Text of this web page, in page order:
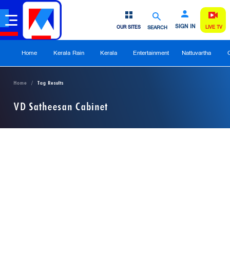
SEARCH SIGN IN
OUR SITES LIVE TV
Home Kerala Rain Kerala Entertainment Nattuvartha
Home Tag Results
VD Satheesan Cabinet